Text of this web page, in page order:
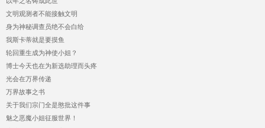
文明观测者不能接触文明
身为神秘调查员绝不会白给
我斯卡蒂就是要摸鱼
轮回重生成为神使小姐？
博士今天也在为新选助理而头疼
光会在万界传递
万界故事之书
关于我们宗门全是憨批这件事
魅之恶魔小姐征服世界！